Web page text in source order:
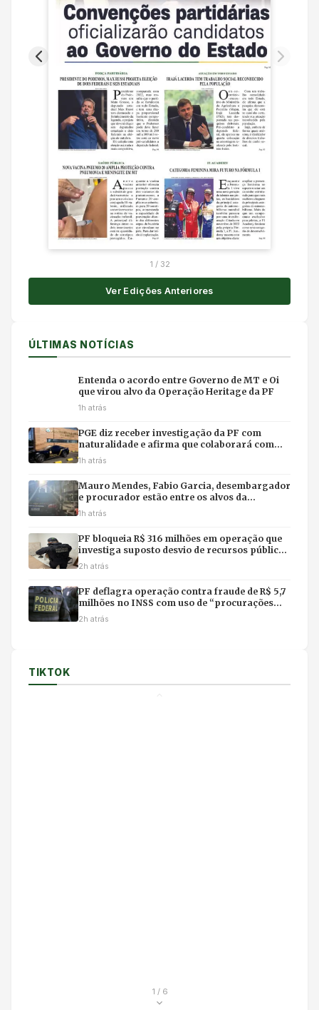
1 / 32
Ver Edições Anteriores
ÚLTIMAS NOTÍCIAS
Entenda o acordo entre Governo de MT e Oi
que virou alvo da Operação Heritage da PF
1h atrás
PGE diz receber investigação da PF com
naturalidade e afirma que colaborará com
apuração
1h atrás
Mauro Mendes, Fabio Garcia, desembargador
e procurador estão entre os alvos da
Operação Heritage da PF
1h atrás
PF bloqueia R$ 316 milhões em operação que
investiga suposto desvio de recursos públicos
em MT
2h atrás
PF deflagra operação contra fraude de R$ 5,7
milhões no INSS com uso de “procurações
fantasmas”
2h atrás
TIKTOK
1 / 6